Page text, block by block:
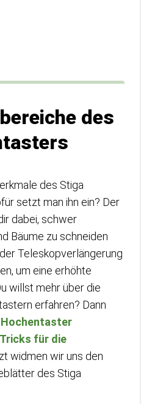
des
des Stiga
setzt man ihn ein? Der
dabei, schwer
Bäume zu schneiden
Teleskopverlängerung
um eine erhöhte
willst mehr über die
erfahren? Dann
Hochentaster
für die
widmen wir uns den
des Stiga